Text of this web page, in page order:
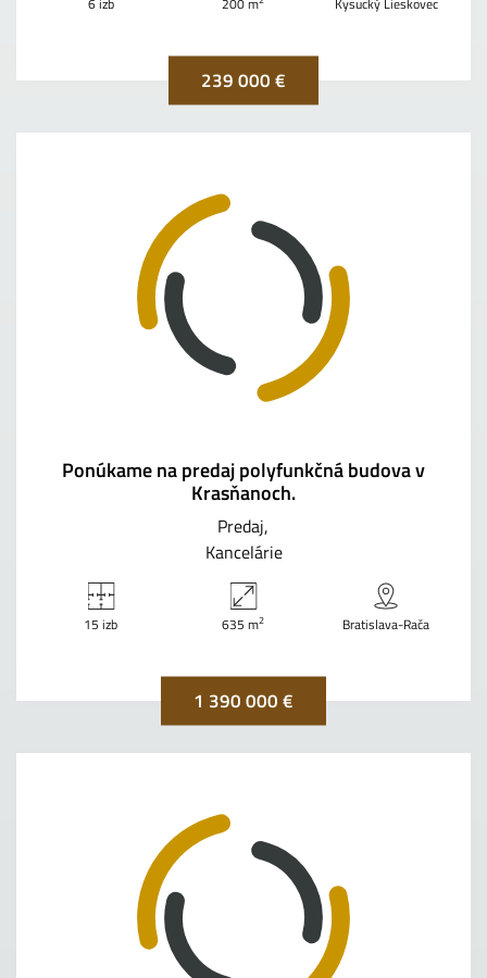
239 000 €
Ponúkame na predaj polyfunkčná budova v
Krasňanoch.
Predaj
Kancelárie
15 izb 635 m2 Bratislava-Rača
1 390 000 €